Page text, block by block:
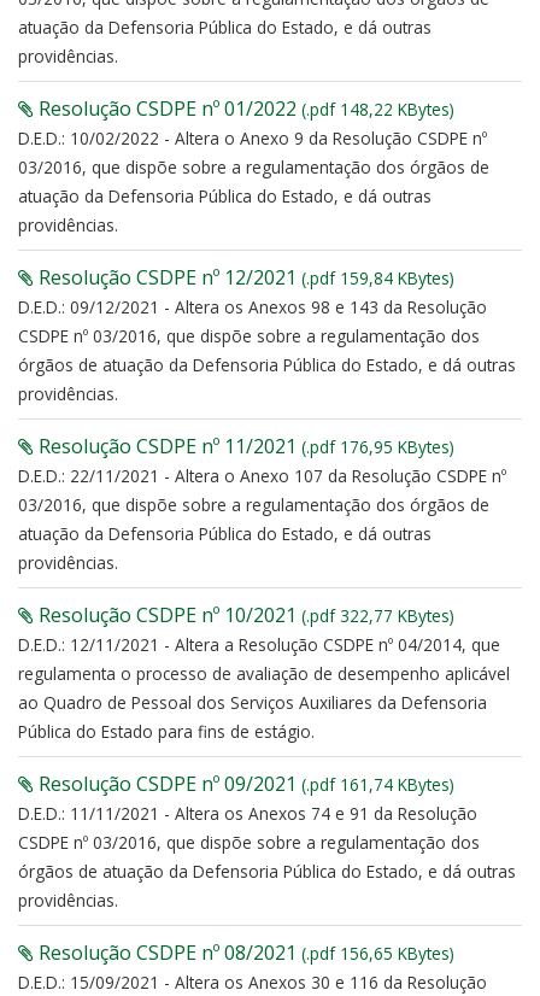
atuação da Defensoria Pública do Estado, e dá outras
providências.
Resolução CSDPE nº 01/2022 (.pdf 148,22 KBytes)
D.E.D.: 10/02/2022 - Altera o Anexo 9 da Resolução CSDPE nº
03/2016, que dispõe sobre a regulamentação dos órgãos de
atuação da Defensoria Pública do Estado, e dá outras
providências.
Resolução CSDPE nº 12/2021 (.pdf 159,84 KBytes)
D.E.D.: 09/12/2021 - Altera os Anexos 98 e 143 da Resolução
CSDPE nº 03/2016, que dispõe sobre a regulamentação dos
órgãos de atuação da Defensoria Pública do Estado, e dá outras
providências.
Resolução CSDPE nº 11/2021 (.pdf 176,95 KBytes)
D.E.D.: 22/11/2021 - Altera o Anexo 107 da Resolução CSDPE nº
03/2016, que dispõe sobre a regulamentação dos órgãos de
atuação da Defensoria Pública do Estado, e dá outras
providências.
Resolução CSDPE nº 10/2021 (.pdf 322,77 KBytes)
D.E.D.: 12/11/2021 - Altera a Resolução CSDPE nº 04/2014, que
regulamenta o processo de avaliação de desempenho aplicável
ao Quadro de Pessoal dos Serviços Auxiliares da Defensoria
Pública do Estado para fins de estágio.
Resolução CSDPE nº 09/2021 (.pdf 161,74 KBytes)
D.E.D.: 11/11/2021 - Altera os Anexos 74 e 91 da Resolução
CSDPE nº 03/2016, que dispõe sobre a regulamentação dos
órgãos de atuação da Defensoria Pública do Estado, e dá outras
providências.
Resolução CSDPE nº 08/2021 (.pdf 156,65 KBytes)
D.E.D.: 15/09/2021 - Altera os Anexos 30 e 116 da Resolução